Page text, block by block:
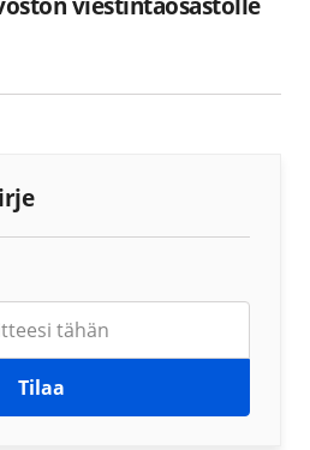
Tilaa